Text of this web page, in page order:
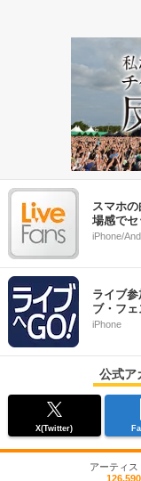
スマホ
場感でセ
iPhone/
ライブ
ブ・フ
iPhone
公式ア
X(Twitter)
アーティス
126,590